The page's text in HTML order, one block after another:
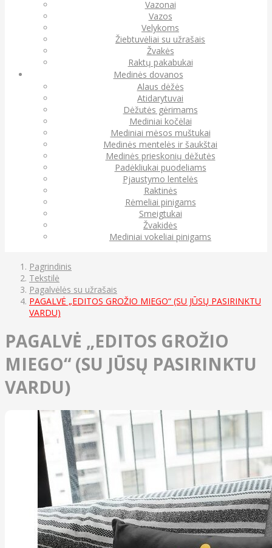
Vazonai
Vazos
Velykoms
Žiebtuvėliai su užrašais
Žvakės
Raktų pakabukai
Medinės dovanos
Alaus dėžės
Atidarytuvai
Dėžutės gėrimams
Mediniai kočėlai
Mediniai mėsos muštukai
Medinės mentelės ir šaukštai
Medinės prieskonių dėžutės
Padėkliukai puodeliams
Pjaustymo lentelės
Raktinės
Rėmeliai pinigams
Smeigtukai
Žvakidės
Mediniai vokeliai pinigams
Pagrindinis
Tekstilė
Pagalvėlės su užrašais
PAGALVĖ „EDITOS GROŽIO MIEGO“ (SU JŪSŲ PASIRINKTU
VARDU)
PAGALVĖ „EDITOS GROŽIO
MIEGO“ (SU JŪSŲ PASIRINKTU
VARDU)